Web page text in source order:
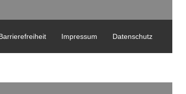
Datenschutz
Impressum